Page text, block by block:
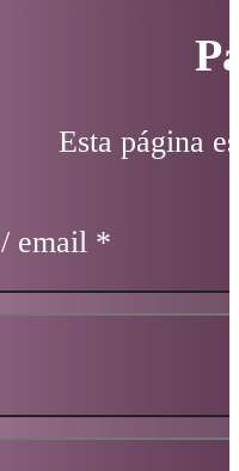
Esta página
email *